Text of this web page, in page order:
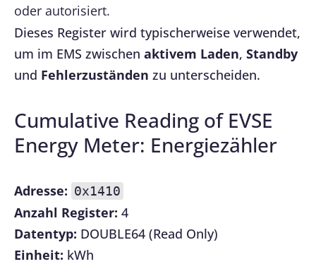
oder autorisiert.
Dieses Register wird typischerweise verwendet,
um im EMS zwischen aktivem Laden, Standby
und Fehlerzuständen zu unterscheiden.
Cumulative Reading of EVSE
Energy Meter: Energiezähler
Adresse: 0x1410
Anzahl Register: 4
Datentyp: DOUBLE64 (Read Only)
Einheit: kWh